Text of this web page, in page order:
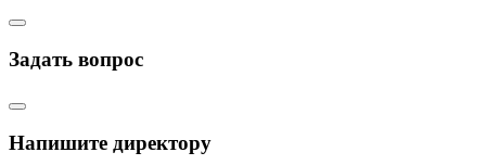
Задать вопрос
Напишите директору